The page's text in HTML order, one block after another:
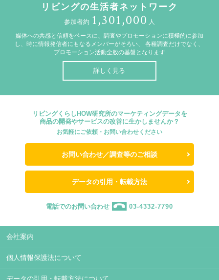
リビングの生活者ネットワーク
参加者約 1,301,000 人
媒体への共感と信頼をベースに、調査やプロモーションに積極的に参加
し、時に情報発信者にもなるメンバーがそろい、
各種調査だけでなく、
プロモーション活動全般の基盤となります
詳しく見る
リビングくらしHOW研究所のマーケティングデータを
商品の開発やサービスの改善に生かしませんか？
お気軽にご依頼・お問い合わせください
お問い合わせ／調査等のご相談
データの引用・転載方法
電話でのお問い合わせ 03-4332-7790
会社案内
個人情報保護法について